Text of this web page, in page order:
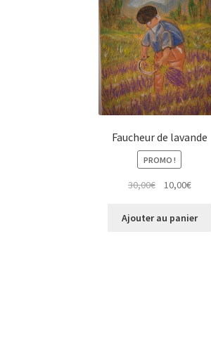
Faucheur de lavande
PROMO !
30,00€
Le
initial
10,00€Le
actuel
Ajouter au panier